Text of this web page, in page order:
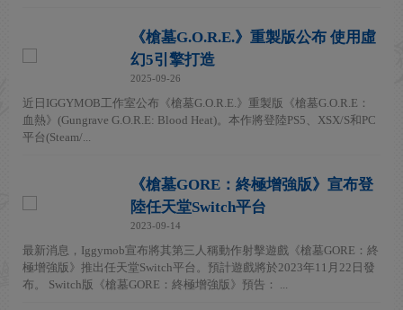
《槍墓G.O.R.E.》重製版公布 使用虛
幻5引擎打造
2025-09-26
近日IGGYMOB工作室公布《槍墓G.O.R.E.》重製版《槍墓G.O.R.E：
血熱》(Gungrave G.O.R.E: Blood Heat)。本作將登陸PS5、XSX/S和PC
平台(Steam/...
《槍墓GORE：終極增強版》宣布登
陸任天堂Switch平台
2023-09-14
最新消息，Iggymob宣布將其第三人稱動作射擊遊戲《槍墓GORE：終
極增強版》推出任天堂Switch平台。預計遊戲將於2023年11月22日發
布。 Switch版《槍墓GORE：終極增強版》預告： ...